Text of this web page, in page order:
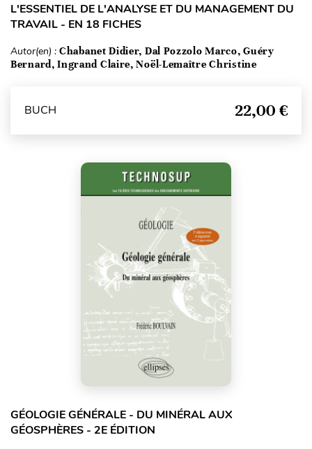
L'ESSENTIEL DE L'ANALYSE ET DU MANAGEMENT DU
TRAVAIL - EN 18 FICHES
Autor(en) : Chabanet Didier, Dal Pozzolo Marco, Guéry
Bernard, Ingrand Claire, Noël-Lemaître Christine
BUCH 22,00 €
GÉOLOGIE GÉNÉRALE - DU MINÉRAL AUX
GÉOSPHÈRES - 2E ÉDITION